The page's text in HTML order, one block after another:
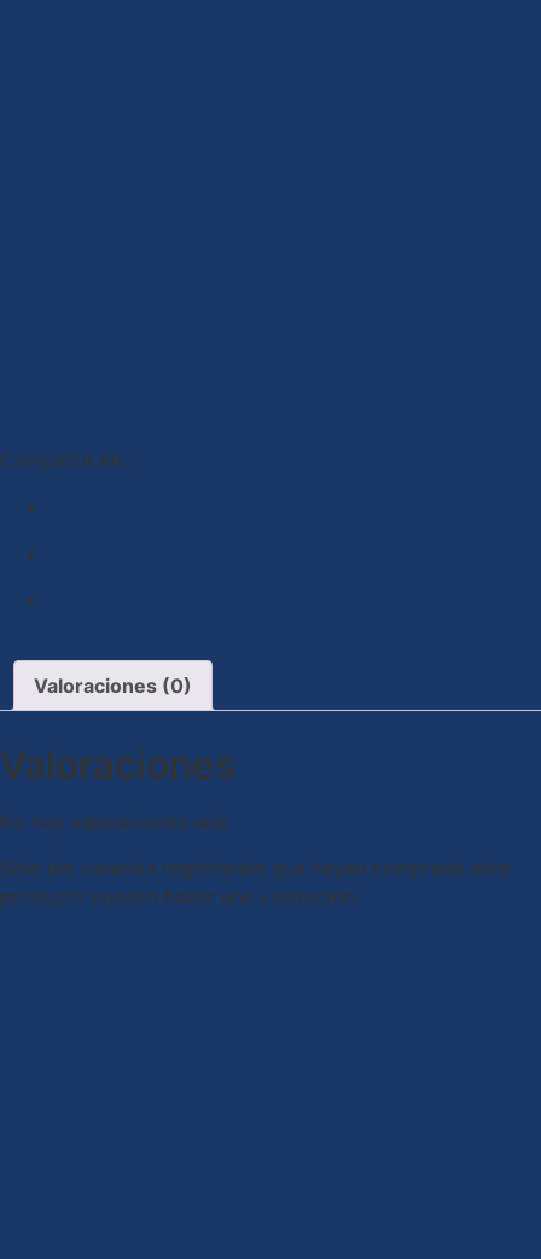
Compartir en :
Valoraciones (0)
Valoraciones
No hay valoraciones aún.
Solo los usuarios registrados que hayan comprado este
producto pueden hacer una valoración.